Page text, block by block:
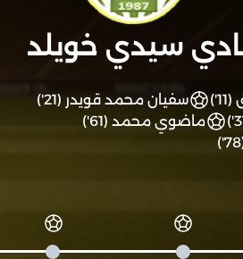
سيدي خويلد
سفيان محمد قويدر (21')
ماضوي محمد (61')